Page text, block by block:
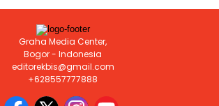
Graha Media Center,
Bogor - Indonesia
editorekbis@gmail.com
+628557777888